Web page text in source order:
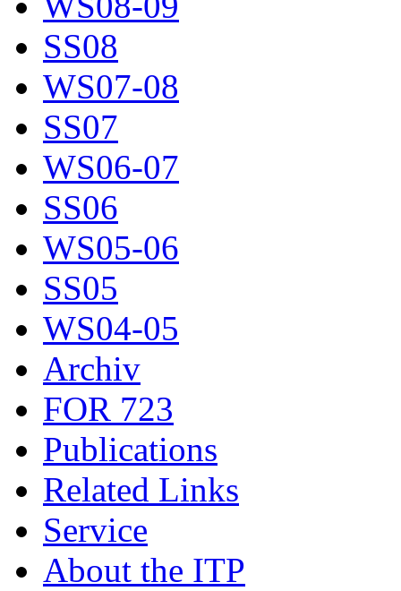
SS08
WS07-08
SS07
WS06-07
SS06
WS05-06
SS05
WS04-05
Archiv
FOR 723
Publications
Related Links
Service
About the ITP